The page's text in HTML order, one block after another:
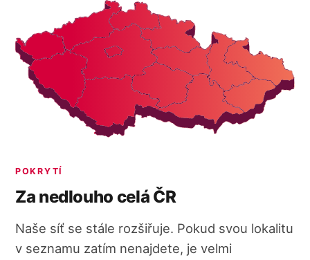
POKRYTÍ
Za nedlouho celá ČR
Naše síť se stále rozšiřuje. Pokud svou lokalitu
v seznamu zatím nenajdete, je velmi